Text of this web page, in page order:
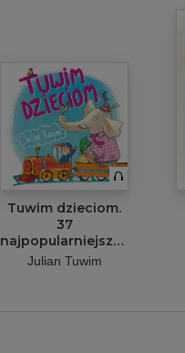
Tuwim dzieciom.
37
najpopularniejszych
wierszy
Julian Tuwim